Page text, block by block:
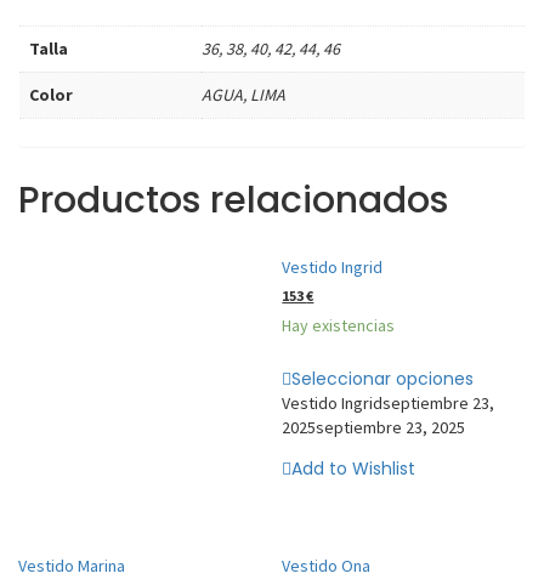
Talla 36, 38, 40, 42, 44, 46
Color AGUA, LIMA
Productos relacionados
Vestido Ingrid
153€
Hay existencias
Seleccionar opciones
Vestido Ingridseptiembre 23,
2025septiembre 23, 2025
Add to Wishlist
Vestido Marina Vestido Ona